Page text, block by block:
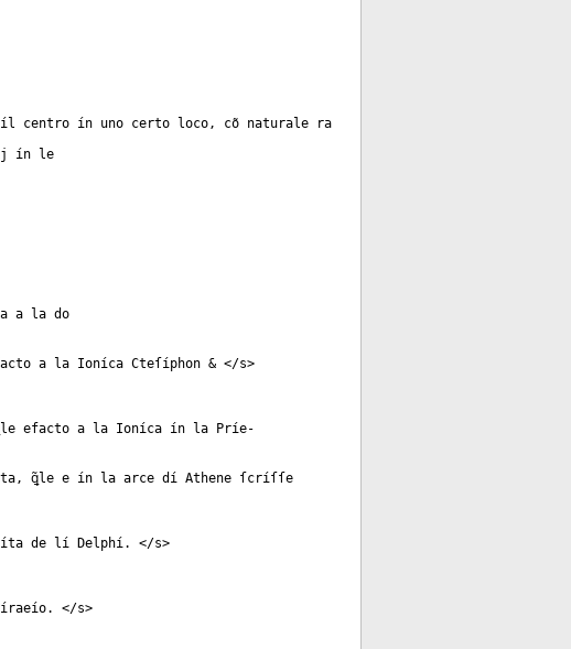
ín uno certo loco, cõ naturale ra
ín le
a la do
a la Ioníca Cteſíphon & </s>
ꝗ̃le efacto a la Ioníca ín la Príe-
ꝗ̃le e ín la arce dí Athene ſcríſſe
de lí Delphí. </s>
</s>